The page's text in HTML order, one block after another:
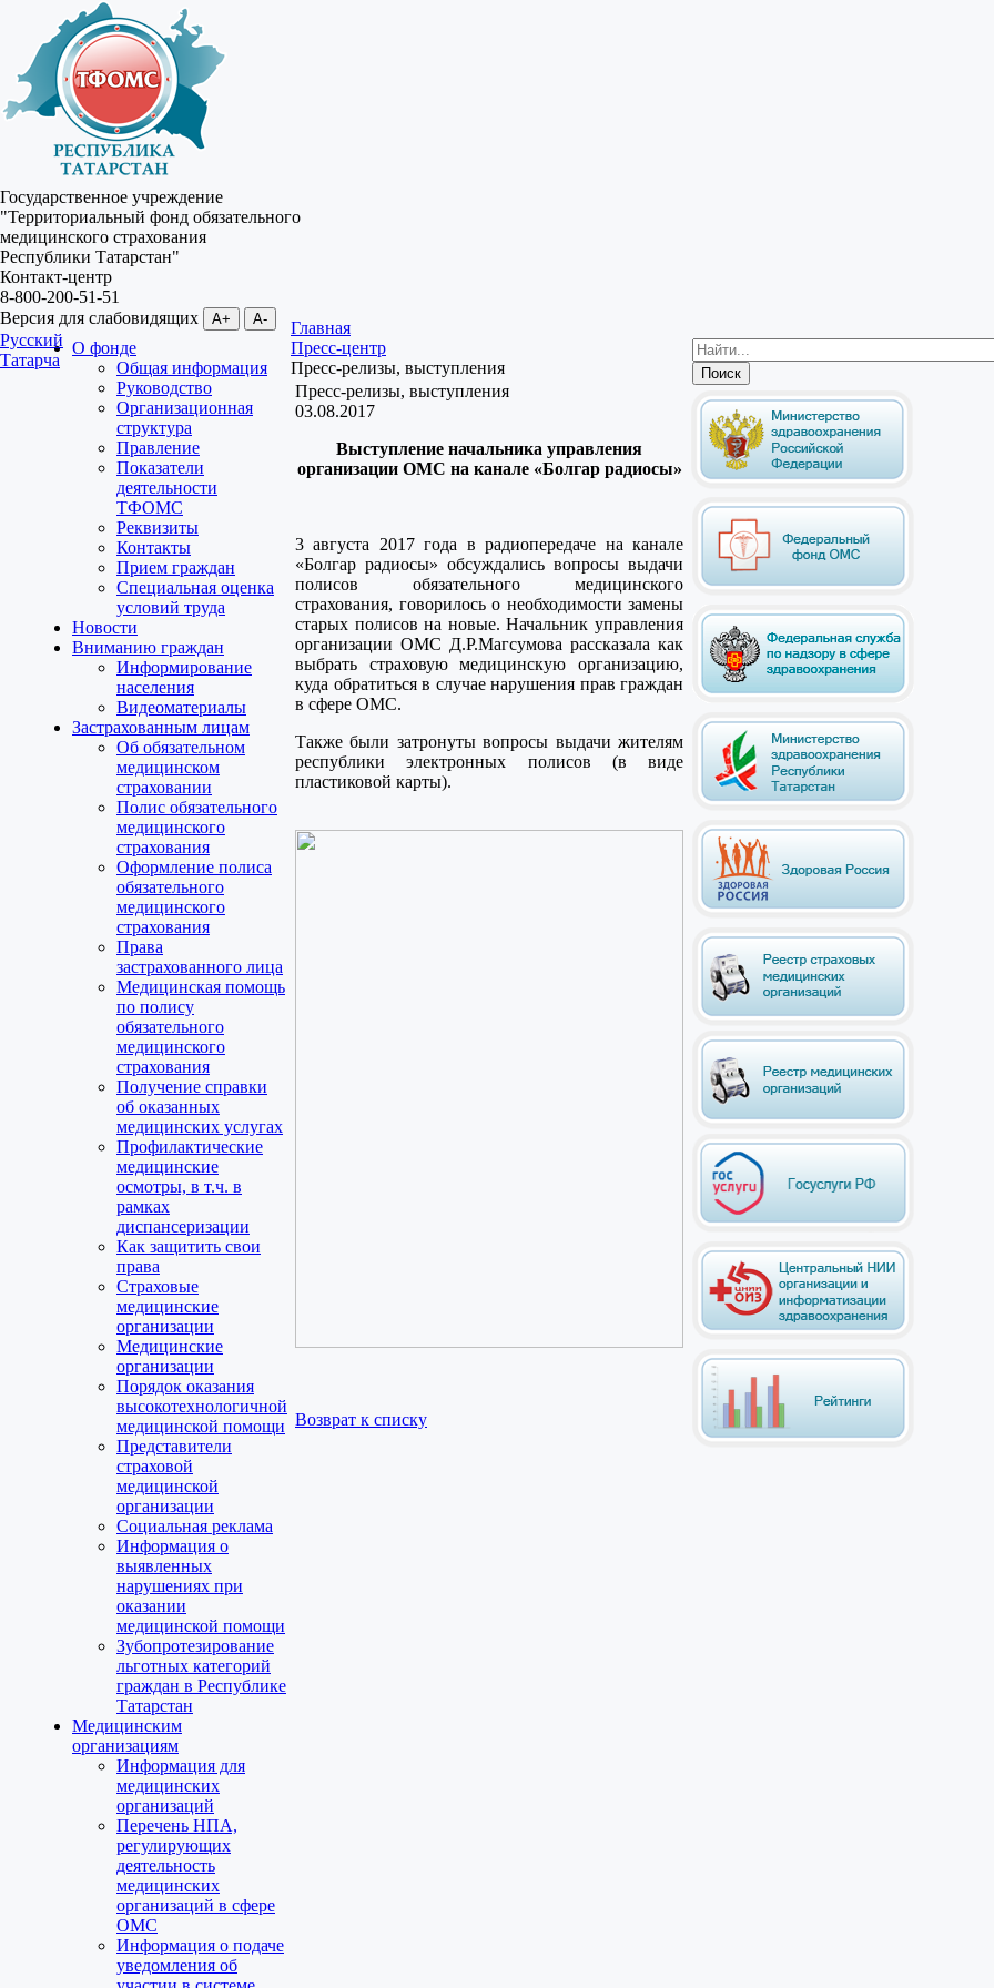
Государственное учреждение
"Территориальный фонд обязательного
медицинского страхования
Республики Татарстан"
Контакт-центр
8-800-200-51-51
Версия для слабовидящих
A+ A-
Русский
Татарча
О фонде
Общая информация
Руководство
Организационная
структура
Правление
Показатели
деятельности
ТФОМС
Реквизиты
Контакты
Прием граждан
Специальная оценка
условий труда
Новости
Вниманию граждан
Информирование
населения
Видеоматериалы
Застрахованным лицам
Об обязательном
медицинском
страховании
Полис обязательного
медицинского
страхования
Оформление полиса
обязательного
медицинского
страхования
Права
застрахованного лица
Медицинская помощь
по полису
обязательного
медицинского
страхования
Получение справки
об оказанных
медицинских услугах
Профилактические
медицинские
осмотры, в т.ч. в
рамках
диспансеризации
Как защитить свои
права
Страховые
медицинские
организации
Медицинские
организации
Порядок оказания
высокотехнологичной
медицинской помощи
Представители
страховой
медицинской
организации
Социальная реклама
Информация о
выявленных
нарушениях при
оказании
медицинской помощи
Зубопротезирование
льготных категорий
граждан в Республике
Татарстан
Медицинским
организациям
Информация для
медицинских
организаций
Перечень НПА,
регулирующих
деятельность
медицинских
организаций в сфере
ОМС
Информация о подаче
уведомления об
Главная
Пресс-центр
Пресс-релизы, выступления
Пресс-релизы, выступления
03.08.2017
Выступление начальника управления
организации ОМС на канале «Болгар радиосы»
3 августа 2017 года в радиопередаче на канале
«Болгар радиосы» обсуждались вопросы выдачи
полисов обязательного медицинского
страхования, говорилось о необходимости замены
старых полисов на новые. Начальник управления
организации ОМС Д.Р.Магсумова рассказала как
выбрать страховую медицинскую организацию,
куда обратиться в случае нарушения прав граждан
в сфере ОМС.
Также были затронуты вопросы выдачи жителям
республики электронных полисов (в виде
пластиковой карты).
Возврат к списку